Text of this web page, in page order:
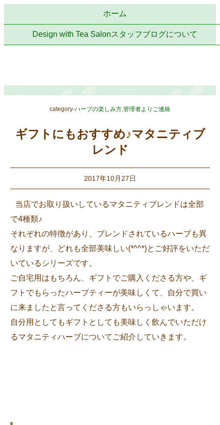
ホーム
Design with Tea Salonスタッフブログについて
category-ハーブの楽しみ方,管理者よりご連絡
ギフトにもおすすめ♪マタニティブ
レンド
2017年10月27日
当店でお取り扱いしているマタニティブレンドは全部
で4種類♪
それぞれの特徴があり、ブレンドされているハーブも異
なりますが、どれも全部美味しい(*^^*)とご好評をいただ
いているシリーズです。
ご自宅用はもちろん、ギフトでご購入くださる方や、ギ
フトでもらったハーブティーが美味しくて、自分で買い
に来ましたと言ってくださる方もいらっしゃいます。
自分用としてもギフトとしても美味しく飲んでいただけ
るマタニティハーブについてご紹介していきます。